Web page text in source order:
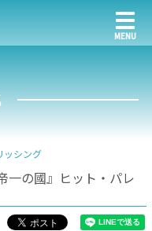
ッシング
の國』ヒット・パレ